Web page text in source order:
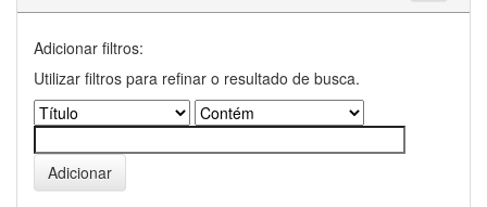
Adicionar filtros:
Utilizar filtros para refinar o resultado de busca.